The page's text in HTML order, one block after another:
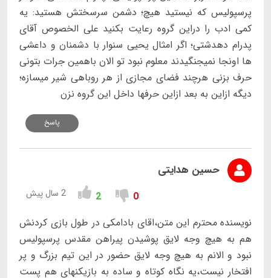
پرسپولیس که نیستید هیچ؛ دشمن سرسختش هستید: یه
کمی ادب را دراین گروه رعایت بکنید علی الخصوص آقای
پدرام دهدشتی؛ اگر امثال یحیی سنوار با دشمنان و داعشی
ها اونجا نمیجنگیدند معلوم نبود تو الان باهمین جرات بتونی
حرف بزنی هرچند فضای مجازی از هر روباهی شیر میسازه؛
دیگه ازاین به بعد ازاین حرفها داخل این گروه نزن
پاسخ
حسین هدایتی
0
2 2 سال پیش
نویسنده محترم این متن،اقای بادامکی در طول بازی کردنش
هم به هیچ وجه لایق پوشیدن پیراهن مقدس پرسپولیس
نبود و الانم به هیچ وجه لایق حضور در این تیم بزرگ و پر
افتخار نیست،یه نگاه کوتاه و ساده به بازیکنهای هم پست